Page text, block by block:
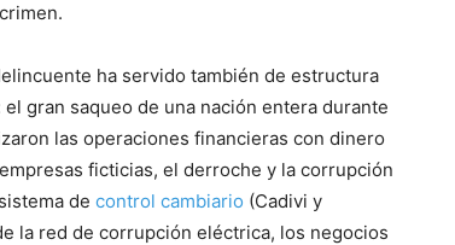
ha servido también de estructura
gran saqueo de una nación entera durante
las operaciones financieras con dinero
ficticias, el derroche y la corrupción
de control cambiario (Cadivi y
la red de corrupción eléctrica, los negocios